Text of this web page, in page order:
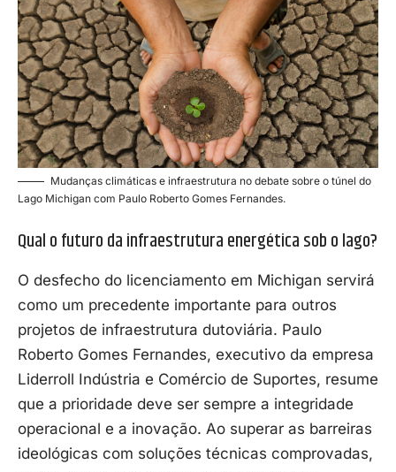
Mudanças climáticas e infraestrutura no debate sobre o túnel do
Lago Michigan com Paulo Roberto Gomes Fernandes.
Qual o futuro da infraestrutura energética sob o lago?
O desfecho do licenciamento em Michigan servirá
como um precedente importante para outros
projetos de infraestrutura dutoviária. Paulo
Roberto Gomes Fernandes, executivo da empresa
Liderroll Indústria e Comércio de Suportes, resume
que a prioridade deve ser sempre a integridade
operacional e a inovação. Ao superar as barreiras
ideológicas com soluções técnicas comprovadas,